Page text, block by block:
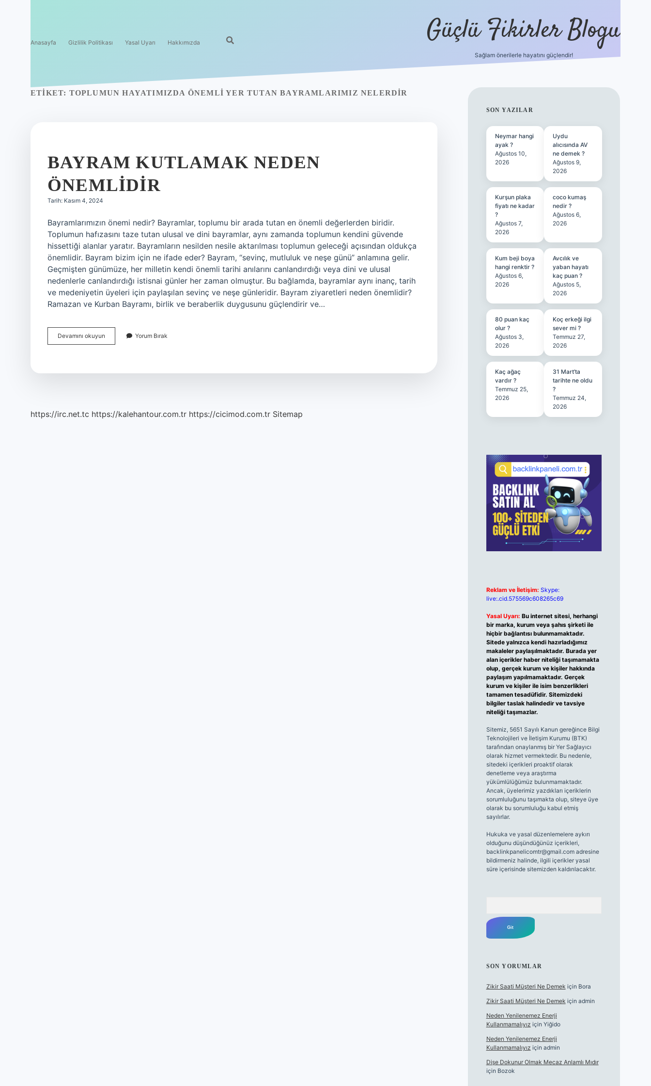
Anasayfa Gizlilik Politikası Yasal Uyarı Hakkımızda Güçlü Fikirler Blogu
Sağlam önerilerle hayatını güçlendir!
ETIKET: TOPLUMUN HAYATIMIZDA ÖNEMLI YER TUTAN BAYRAMLARIMIZ NELERDIR
BAYRAM KUTLAMAK NEDEN
ÖNEMLIDIR
Tarih: Kasım 4, 2024
Bayramlarımızın önemi nedir? Bayramlar, toplumu bir arada tutan en önemli değerlerden biridir.
Toplumun hafızasını taze tutan ulusal ve dini bayramlar, aynı zamanda toplumun kendini güvende
hissettiği alanlar yaratır. Bayramların nesilden nesile aktarılması toplumun geleceği açısından oldukça
önemlidir. Bayram bizim için ne ifade eder? Bayram, “sevinç, mutluluk ve neşe günü” anlamına gelir.
Geçmişten günümüze, her milletin kendi önemli tarihi anılarını canlandırdığı veya dini ve ulusal
nedenlerle canlandırdığı istisnai günler her zaman olmuştur. Bu bağlamda, bayramlar aynı inanç, tarih
ve medeniyetin üyeleri için paylaşılan sevinç ve neşe günleridir. Bayram ziyaretleri neden önemlidir?
Ramazan ve Kurban Bayramı, birlik ve beraberlik duygusunu güçlendirir ve…
Devamını okuyun
Kutlamak
Yorum Bırak
https://irc.net.tc https://kalehantour.com.tr https://cicimod.com.tr Sitemap
SIDEBAR
SON YAZILAR
Neymar hangi
ayak ?
Ağustos 10,
2026
Uydu
alıcısında AV
ne demek ?
Ağustos 9,
2026
Kurşun plaka
fiyatı ne kadar
?
Ağustos 7,
2026
coco kumaş
nedir ?
Ağustos 6,
2026
Kum beji boya
hangi renktir ?
Ağustos 6,
2026
Avcılık ve
yaban hayatı
kaç puan ?
Ağustos 5,
2026
80 puan kaç
olur ?
Ağustos 3,
2026
Koç erkeği ilgi
sever mi ?
Temmuz 27,
2026
Kaç ağaç
vardır ?
Temmuz 25,
2026
31 Mart’ta
tarihte ne oldu
?
Temmuz 24,
2026
Reklam ve İletişim: Skype:
live:.cid.575569c608265c69
Yasal Uyarı: Bu internet sitesi, herhangi
bir marka, kurum veya şahıs şirketi ile
hiçbir bağlantısı bulunmamaktadır.
Sitede yalnızca kendi hazırladığımız
makaleler paylaşılmaktadır. Burada yer
alan içerikler haber niteliği taşımamakta
olup, gerçek kurum ve kişiler hakkında
paylaşım yapılmamaktadır. Gerçek
kurum ve kişiler ile isim benzerlikleri
tamamen tesadüfidir. Sitemizdeki
bilgiler taslak halindedir ve tavsiye
niteliği taşımazlar.
Sitemiz, 5651 Sayılı Kanun gereğince Bilgi
Teknolojileri ve İletişim Kurumu (BTK)
tarafından onaylanmış bir Yer Sağlayıcı
olarak hizmet vermektedir. Bu nedenle,
sitedeki içerikleri proaktif olarak
denetleme veya araştırma
yükümlülüğümüz bulunmamaktadır.
Ancak, üyelerimiz yazdıkları içeriklerin
sorumluluğunu taşımakta olup, siteye üye
olarak bu sorumluluğu kabul etmiş
sayılırlar.
Hukuka ve yasal düzenlemelere aykırı
olduğunu düşündüğünüz içerikleri,
backlinkpanelicomtr@gmail.comadresine
bildirmeniz halinde, ilgili içerikler yasal
süre içerisinde sitemizden kaldırılacaktır.
SON YORUMLAR
Zikir Saati Müşteri Ne Demek için Bora
Zikir Saati Müşteri Ne Demek için admin
Neden Yenilenemez Enerji
Kullanmamalıyız için Yiğido
Neden Yenilenemez Enerji
Kullanmamalıyız için admin
Dişe Dokunur Olmak Mecaz Anlamlı Mıdır
için Bozok
ilbet bahis sitesi